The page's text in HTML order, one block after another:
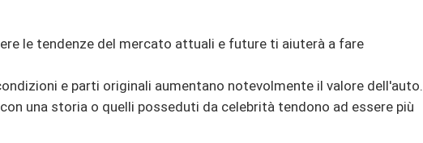
le tendenze del mercato attuali e future ti aiuterà a fare
e parti originali aumentano notevolmente il valore dell'auto.
una storia o quelli posseduti da celebrità tendono ad essere più